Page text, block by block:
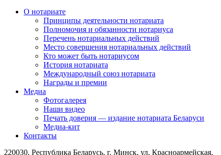
О нотариате
Принципы деятельности нотариата
Полномочия и обязанности нотариуса
Перечень нотариальных действий
Место совершения нотариальных действий
Кто может быть нотариусом
История нотариата
Международный союз нотариата
Награды и премии
Медиа
Фотогалерея
Наши видео
Печать доверия — издание нотариата Беларуси
Медиа-кит
Контакты
220030, Республика Беларусь, г. Минск, ул. Красноармейская,